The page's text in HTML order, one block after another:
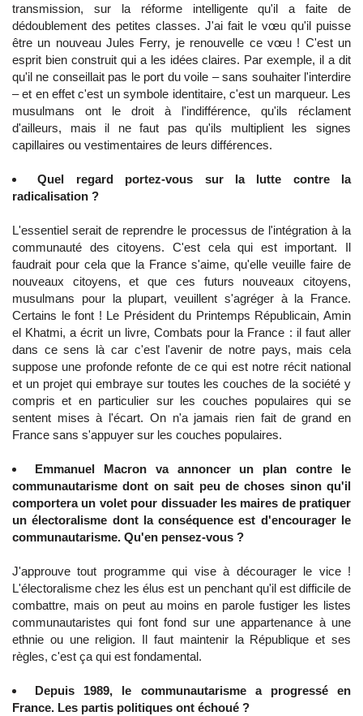
transmission, sur la réforme intelligente qu'il a faite de
dédoublement des petites classes. J'ai fait le vœu qu'il puisse
être un nouveau Jules Ferry, je renouvelle ce vœu ! C'est un
esprit bien construit qui a les idées claires. Par exemple, il a dit
qu'il ne conseillait pas le port du voile – sans souhaiter l'interdire
– et en effet c'est un symbole identitaire, c'est un marqueur. Les
musulmans ont le droit à l'indifférence, qu'ils réclament
d'ailleurs, mais il ne faut pas qu'ils multiplient les signes
capillaires ou vestimentaires de leurs différences.
Quel regard portez-vous sur la lutte contre la
radicalisation ?
L'essentiel serait de reprendre le processus de l'intégration à la
communauté des citoyens. C'est cela qui est important. Il
faudrait pour cela que la France s'aime, qu'elle veuille faire de
nouveaux citoyens, et que ces futurs nouveaux citoyens,
musulmans pour la plupart, veuillent s'agréger à la France.
Certains le font ! Le Président du Printemps Républicain, Amin
el Khatmi, a écrit un livre, Combats pour la France : il faut aller
dans ce sens là car c'est l'avenir de notre pays, mais cela
suppose une profonde refonte de ce qui est notre récit national
et un projet qui embraye sur toutes les couches de la société y
compris et en particulier sur les couches populaires qui se
sentent mises à l'écart. On n'a jamais rien fait de grand en
France sans s'appuyer sur les couches populaires.
Emmanuel Macron va annoncer un plan contre le
communautarisme dont on sait peu de choses sinon qu'il
comportera un volet pour dissuader les maires de pratiquer
un électoralisme dont la conséquence est d'encourager le
communautarisme. Qu'en pensez-vous ?
J'approuve tout programme qui vise à décourager le vice !
L'électoralisme chez les élus est un penchant qu'il est difficile de
combattre, mais on peut au moins en parole fustiger les listes
communautaristes qui font fond sur une appartenance à une
ethnie ou une religion. Il faut maintenir la République et ses
règles, c'est ça qui est fondamental.
Depuis 1989, le communautarisme a progressé en
France. Les partis politiques ont échoué ?